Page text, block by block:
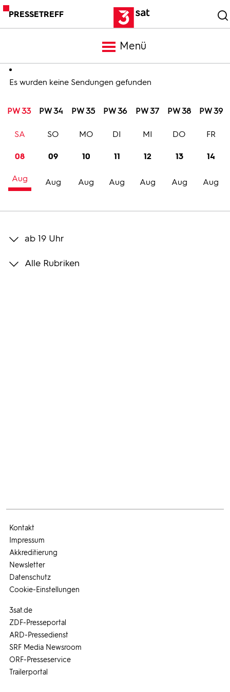
PRESSETREFF
Menü
Meldungen
Programm
Trailer
Bilder
Es wurden keine Sendungen gefunden
PW 33 PW 34 PW 35 PW 36 PW 37 PW 38 PW 39
08
Aug
SA
09
Aug
SO
10
Aug
MO
11
Aug
DI
12
Aug
MI
13
Aug
DO
14
Aug
FR
ab 19 Uhr
Alle Rubriken
3sat.de
ZDF-Presseportal
ARD-Pressedienst
SRF Media Newsroom
ORF-Presseservice
Trailerportal
Kontakt
Impressum
Akkreditierung
Newsletter
Datenschutz
Cookie-Einstellungen